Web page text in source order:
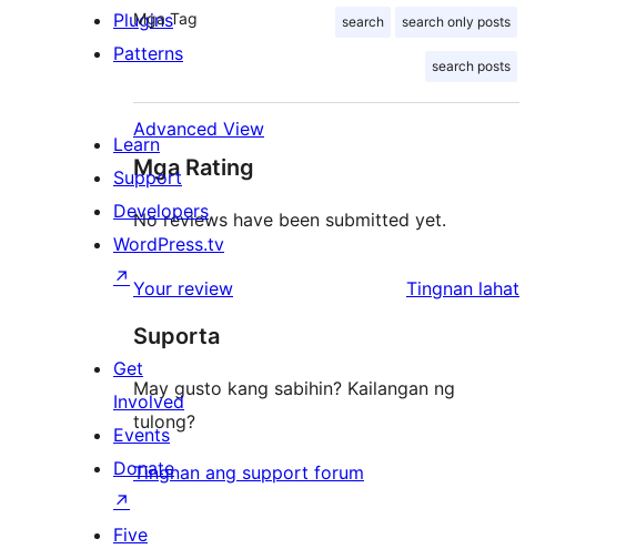
Mga Tag search search only posts
search posts
Advanced View
Mga Rating
No reviews have been submitted yet.
Your review Tingnan lahat
Suporta
May gusto kang sabihin? Kailangan ng
tulong?
Tingnan ang support forum
Plugins
Patterns
Learn
Support
Developers
WordPress.tv
↗
Get
Involved
Events
Donate
↗
Five